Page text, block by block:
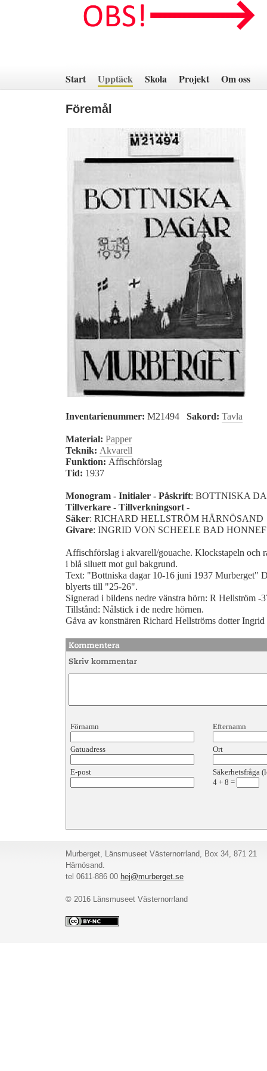
innehåll
Start Upptäck Skola Projekt Om oss
Föremål
Inventarienummer: M21494 Sakord: Tavla
Material: Papper
Teknik: Akvarell
Funktion: Affischförslag
Tid: 1937
Monogram - Initialer - Påskrift: BOTTNISKA
Tillverkare - Tillverkningsort -
Säker: RICHARD HELLSTRÖM HÄRNÖSAND
Givare: INGRID VON SCHEELE BAD
Affischförslag i akvarell/gouache. Klockstapeln och
i blå siluett mot gul bakgrund.
Text: "Bottniska dagar 10-16 juni 1937 Murberget"
blyerts till "25-26".
Signerad i bildens nedre vänstra hörn: R Hellström -
Tillstånd: Nålstick i de nedre hörnen.
Gåva av konstnären Richard Hellströms dotter Ingrid
Förnamn Efternamn
Gatuadress Ort
E-post
Säkerhetsfråga
4 + 8 =
Murberget, Länsmuseet Västernorrland, Box 34, 871 21
Härnösand.
tel 0611-886 00 hej@murberget.se
© 2016 Länsmuseet Västernorrland